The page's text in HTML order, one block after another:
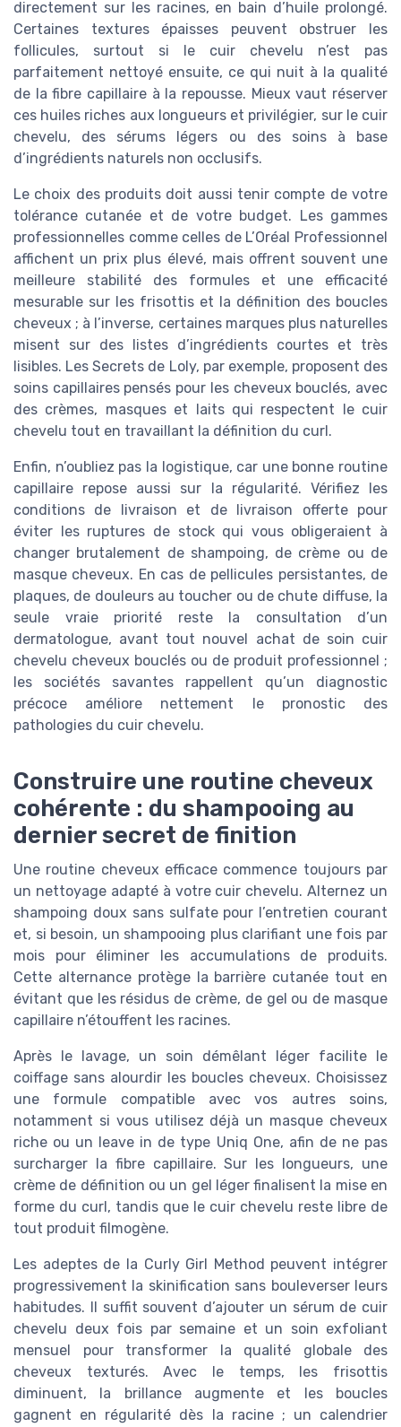
directement sur les racines, en bain d’huile prolongé.
Certaines textures épaisses peuvent obstruer les
follicules, surtout si le cuir chevelu n’est pas
parfaitement nettoyé ensuite, ce qui nuit à la qualité
de la fibre capillaire à la repousse. Mieux vaut réserver
ces huiles riches aux longueurs et privilégier, sur le cuir
chevelu, des sérums légers ou des soins à base
d’ingrédients naturels non occlusifs.
Le choix des produits doit aussi tenir compte de votre
tolérance cutanée et de votre budget. Les gammes
professionnelles comme celles de L’Oréal Professionnel
affichent un prix plus élevé, mais offrent souvent une
meilleure stabilité des formules et une efficacité
mesurable sur les frisottis et la définition des boucles
cheveux ; à l’inverse, certaines marques plus naturelles
misent sur des listes d’ingrédients courtes et très
lisibles. Les Secrets de Loly, par exemple, proposent des
soins capillaires pensés pour les cheveux bouclés, avec
des crèmes, masques et laits qui respectent le cuir
chevelu tout en travaillant la définition du curl.
Enfin, n’oubliez pas la logistique, car une bonne routine
capillaire repose aussi sur la régularité. Vérifiez les
conditions de livraison et de livraison offerte pour
éviter les ruptures de stock qui vous obligeraient à
changer brutalement de shampoing, de crème ou de
masque cheveux. En cas de pellicules persistantes, de
plaques, de douleurs au toucher ou de chute diffuse, la
seule vraie priorité reste la consultation d’un
dermatologue, avant tout nouvel achat de soin cuir
chevelu cheveux bouclés ou de produit professionnel ;
les sociétés savantes rappellent qu’un diagnostic
précoce améliore nettement le pronostic des
pathologies du cuir chevelu.
Construire une routine cheveux
cohérente : du shampooing au
dernier secret de finition
Une routine cheveux efficace commence toujours par
un nettoyage adapté à votre cuir chevelu. Alternez un
shampoing doux sans sulfate pour l’entretien courant
et, si besoin, un shampooing plus clarifiant une fois par
mois pour éliminer les accumulations de produits.
Cette alternance protège la barrière cutanée tout en
évitant que les résidus de crème, de gel ou de masque
capillaire n’étouffent les racines.
Après le lavage, un soin démêlant léger facilite le
coiffage sans alourdir les boucles cheveux. Choisissez
une formule compatible avec vos autres soins,
notamment si vous utilisez déjà un masque cheveux
riche ou un leave in de type Uniq One, afin de ne pas
surcharger la fibre capillaire. Sur les longueurs, une
crème de définition ou un gel léger finalisent la mise en
forme du curl, tandis que le cuir chevelu reste libre de
tout produit filmogène.
Les adeptes de la Curly Girl Method peuvent intégrer
progressivement la skinification sans bouleverser leurs
habitudes. Il suffit souvent d’ajouter un sérum de cuir
chevelu deux fois par semaine et un soin exfoliant
mensuel pour transformer la qualité globale des
cheveux texturés. Avec le temps, les frisottis
diminuent, la brillance augmente et les boucles
gagnent en régularité dès la racine ; un calendrier